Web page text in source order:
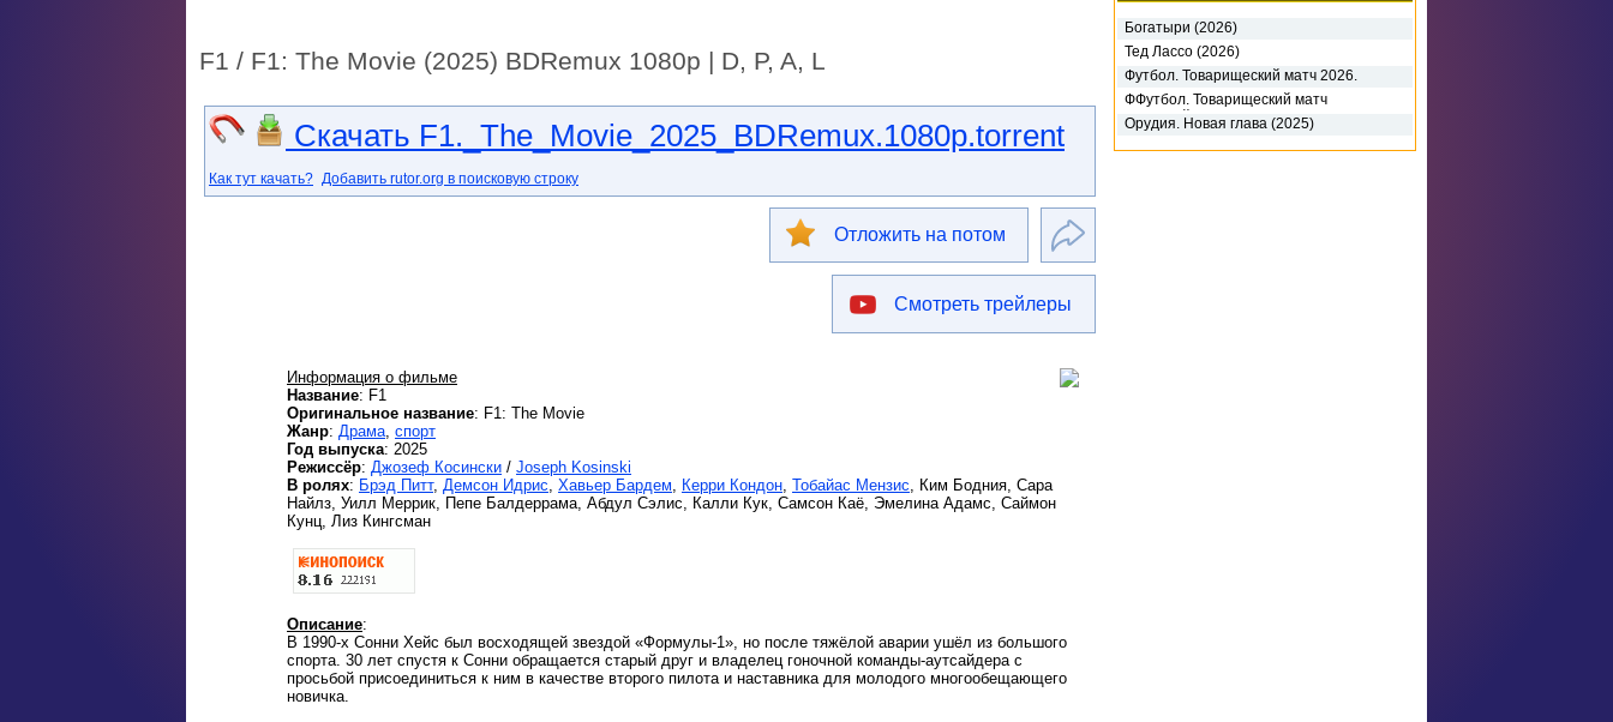
F1 / F1: The Movie (2025) BDRemux 1080p | D, P, A, L
Скачать F1._The_Movie_2025_BDRemux.1080p.torrent
Как тут качать? Добавить rutor.org в поисковую строку
Отложить на потом
Смотреть трейлеры
Информация о фильме
Название: F1
Оригинальное название: F1: The Movie
Жанр: Драма, спорт
Год выпуска: 2025
Режиссёр: Джозеф Косински / Joseph Kosinski
В ролях: Брэд Питт, Демсон Идрис, Хавьер Бардем, Керри Кондон, Тобайас Мензис, Ким Бодния, Сара
Найлз, Уилл Меррик, Пепе Балдеррама, Абдул Сэлис, Калли Кук, Самсон Каё, Эмелина Адамс, Саймон
Кунц, Лиз Кингсман
Описание:
В 1990-х Сонни Хейс был восходящей звездой «Формулы-1», но после тяжёлой аварии ушёл из большого
спорта. 30 лет спустя к Сонни обращается старый друг и владелец гоночной команды-аутсайдера с
просьбой присоединиться к ним в качестве второго пилота и наставника для молодого многообещающего
новичка.
Богатыри (2026)
Тед Лассо (2026)
Футбол. Товарищеский матч 2026.
Милан - Интер М (2026)
ФФутбол. Товарищеский матч
2026. Кей-Лига - Манчестер Сити
(2026)
Орудия. Новая глава (2025)